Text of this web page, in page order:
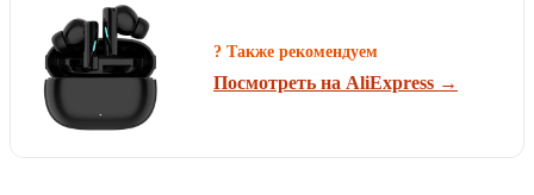
? Также рекомендуем
Посмотреть на AliExpress →